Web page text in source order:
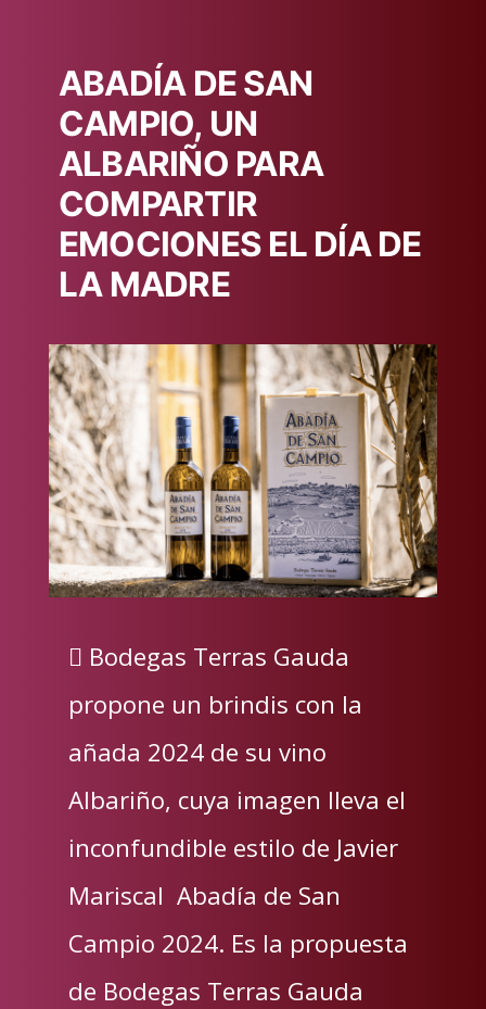
ABADÍA DE SAN
CAMPIO, UN
ALBARIÑO PARA
COMPARTIR
EMOCIONES EL DÍA DE
LA MADRE
 Bodegas Terras Gauda
propone un brindis con la
añada 2024 de su vino
Albariño, cuya imagen lleva el
inconfundible estilo de Javier
Mariscal Abadía de San
Campio 2024. Es la propuesta
de Bodegas Terras Gauda